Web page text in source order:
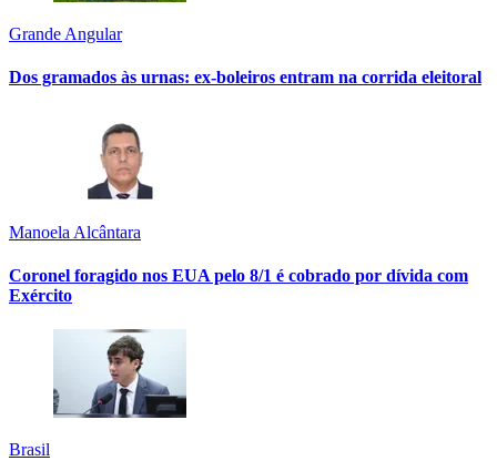
Grande Angular
Dos gramados às urnas: ex-boleiros entram na corrida eleitoral
Manoela Alcântara
Coronel foragido nos EUA pelo 8/1 é cobrado por dívida com
Exército
Brasil